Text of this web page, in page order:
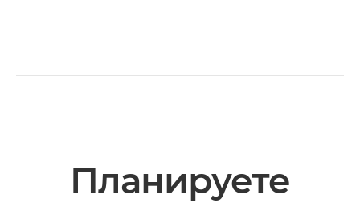
Планируете